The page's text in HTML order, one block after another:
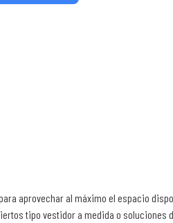
aprovechar al máximo el espacio
tipo vestidor a medida o